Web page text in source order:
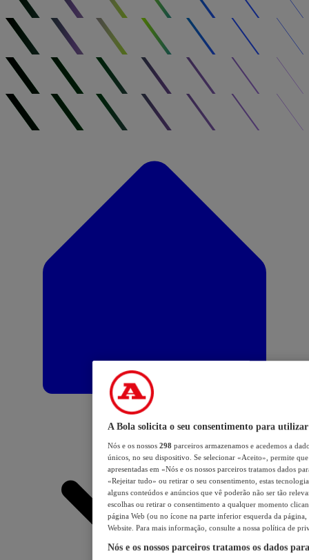
A Bola solicita o seu consentimento para utilizar
Nós e os nossos 298 parceiros armazenamos e acedemos a
únicos, no seu dispositivo. Se selecionar «Aceito», permite
apresentadas em «Nós e os nossos parceiros tratamos dados
«Rejeitar tudo» ou retirar o seu consentimento, estas
alguns conteúdos e anúncios que vê poderão não ser tão
escolhas ou retirar o consentimento a qualquer momento
página Web (ou no ícone na parte inferior esquerda da página,
Website. Para mais informação, consulte a nossa política de
Nós e os nossos parceiros tratamos os dados